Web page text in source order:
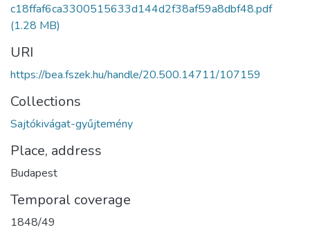
c18ffaf6ca3300515633d144d2f38af59a8dbf48.pdf
(1.28 MB)
URI
https://bea.fszek.hu/handle/20.500.14711/107159
Collections
Sajtókivágat-gyűjtemény
Place, address
Budapest
Temporal coverage
1848/49